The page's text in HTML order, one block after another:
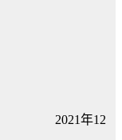
2021年12